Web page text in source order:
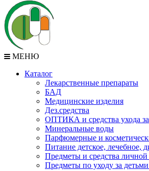
МЕНЮ
Каталог
Лекарственные препараты
БАД
Медицинские изделия
Дез.средства
ОПТИКА и средства ухода
Минеральные воды
Парфюмерные и
Питание детское, лечебное,
Предметы и средства
Предметы по уходу за